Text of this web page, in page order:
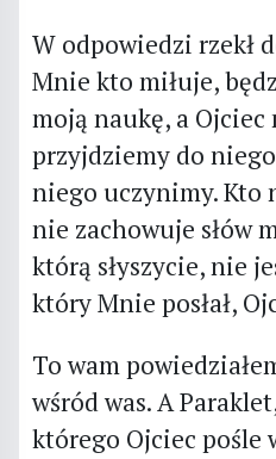
W odpowiedzi rzekł
Mnie kto miłuje,
moją naukę, a
przyjdziemy do
niego uczynimy. Kto
nie zachowuje słów
którą słyszycie, nie
który Mnie posłał,
To wam
wśród was. A
którego Ojciec